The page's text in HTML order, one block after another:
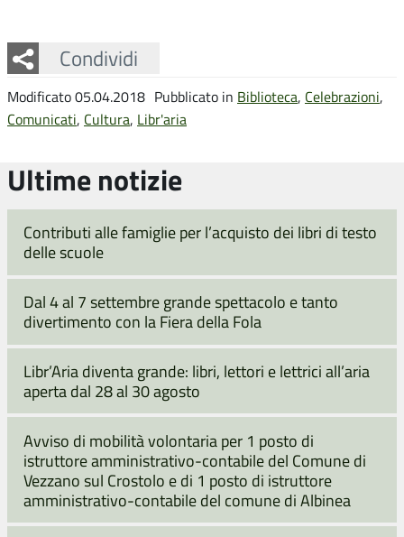
Condividi
Facebook
Twitter
Whatsapp
Modificato 05.04.2018 Pubblicato in Biblioteca, Celebrazioni,
Comunicati, Cultura, Libr'aria
Ultime notizie
Contributi alle famiglie per l’acquisto dei libri di testo
delle scuole
Dal 4 al 7 settembre grande spettacolo e tanto
divertimento con la Fiera della Fola
Libr’Aria diventa grande: libri, lettori e lettrici all’aria
aperta dal 28 al 30 agosto
Avviso di mobilità volontaria per 1 posto di
istruttore amministrativo-contabile del Comune di
Vezzano sul Crostolo e di 1 posto di istruttore
amministrativo-contabile del comune di Albinea